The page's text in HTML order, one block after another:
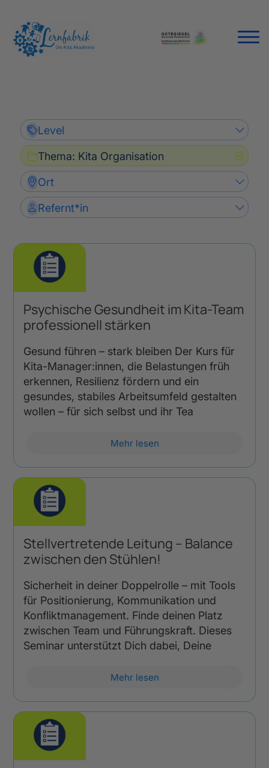
Level
Thema: Kita Organisation
Ort
Refernt*in
Psychische Gesundheit im Kita-Team
professionell stärken
Gesund führen – stark bleiben Der Kurs für
Kita-Manager:innen, die Belastungen früh
erkennen, Resilienz fördern und ein
gesundes, stabiles Arbeitsumfeld gestalten
wollen – für sich selbst und ihr Tea
Mehr lesen
Stellvertretende Leitung – Balance
zwischen den Stühlen!
Sicherheit in deiner Doppelrolle – mit Tools
für Positionierung, Kommunikation und
Konfliktmanagement. Finde deinen Platz
zwischen Team und Führungskraft. Dieses
Seminar unterstützt Dich dabei, Deine
Mehr lesen